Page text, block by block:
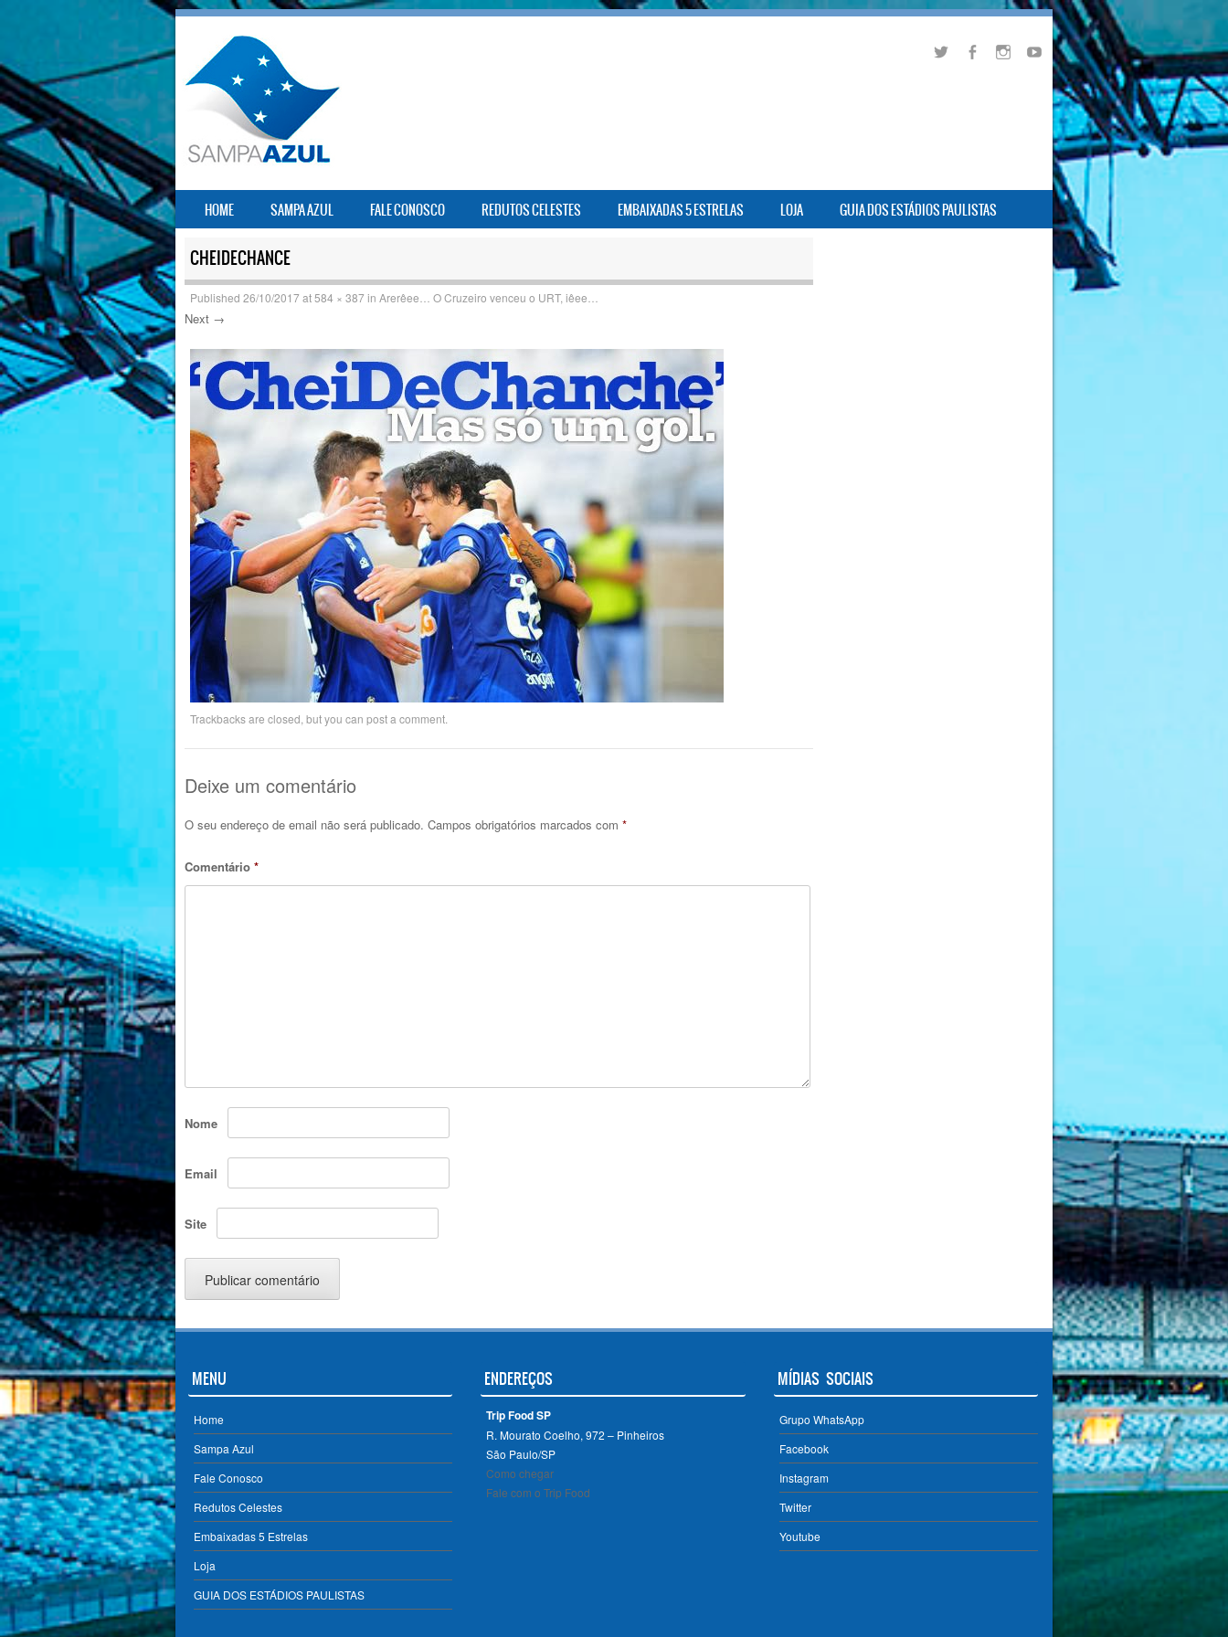
MENU
SKIP TO CONTENT
HOME SAMPA AZUL FALE CONOSCO REDUTOS CELESTES EMBAIXADAS 5 ESTRELAS LOJA GUIA DOS ESTÁDIOS PAULISTAS
CHEIDECHANCE
Published 26/10/2017at584 × 387in Arerêee… O Cruzeiro venceu o URT, iêee…
Next →
Trackbacks are closed, but you can post a comment.
Deixe um comentário
O seu endereço de email não será publicado. Campos obrigatórios marcados com *
Comentário *
Nome
Email
Site
MENU
Home
Sampa Azul
Fale Conosco
Redutos Celestes
Embaixadas 5 Estrelas
Loja
GUIA DOS ESTÁDIOS PAULISTAS
ENDEREÇOS
Trip Food SP
R. Mourato Coelho, 972 – Pinheiros
São Paulo/SP ‎
Como chegar
Fale com o Trip Food
MÍDIAS SOCIAIS
Grupo WhatsApp
Facebook
Instagram
Twitter
Youtube